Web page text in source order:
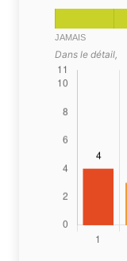
JAMAIS
Dans le détail,